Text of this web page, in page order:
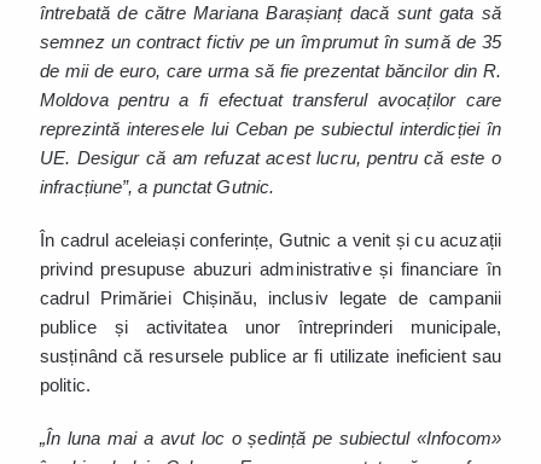
întrebată de către Mariana Barașianț dacă sunt gata să
semnez un contract fictiv pe un împrumut în sumă de 35
de mii de euro, care urma să fie prezentat băncilor din R.
Moldova pentru a fi efectuat transferul avocaților care
reprezintă interesele lui Ceban pe subiectul interdicției în
UE. Desigur că am refuzat acest lucru, pentru că este o
infracțiune”, a punctat Gutnic.
În cadrul aceleiași conferințe, Gutnic a venit și cu acuzații
privind presupuse abuzuri administrative și financiare în
cadrul Primăriei Chișinău, inclusiv legate de campanii
publice și activitatea unor întreprinderi municipale,
susținând că resursele publice ar fi utilizate ineficient sau
politic.
„În luna mai a avut loc o ședință pe subiectul «Infocom»